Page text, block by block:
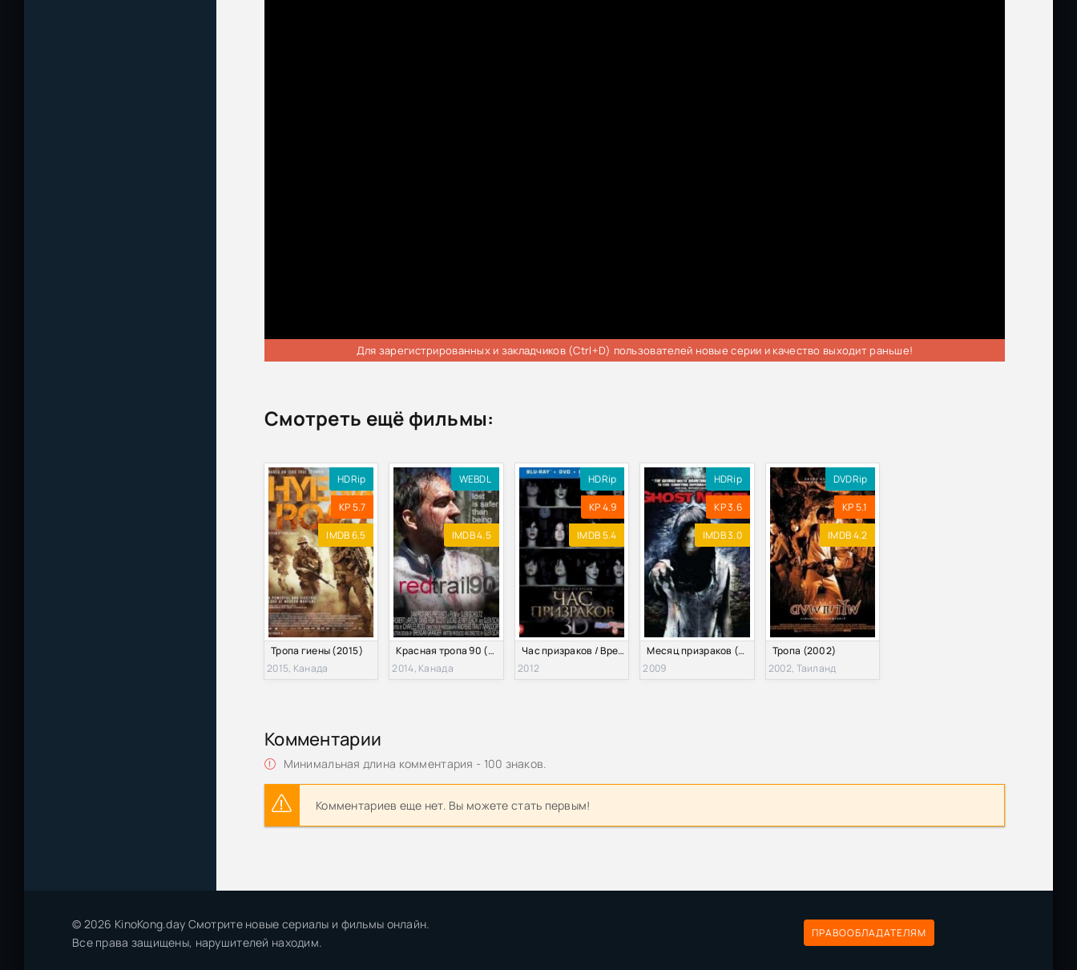
Для зарегистрированных и закладчиков (Ctrl+D) пользователей новые серии и качество выходит раньше!
Смотреть ещё фильмы:
HDRip
KP 5.7
IMDB 6.5
Тропа гиены (2015)
2015, Канада
WEBDL
IMDB 4.5
Красная тропа 90 (2014)
2014, Канада
HDRip
KP 4.9
IMDB 5.4
Час призраков / Время призраков (2012)
2012
HDRip
KP 3.6
IMDB 3.0
Месяц призраков (2009)
2009
DVDRip
KP 5.1
IMDB 4.2
Тропа (2002)
2002, Таиланд
Комментарии
Минимальная длина комментария - 100 знаков.
Комментариев еще нет. Вы можете стать первым!
© 2026 KinoKong.day Смотрите новые сериалы и фильмы онлайн.
Все права защищены, нарушителей находим.
ПРАВООБЛАДАТЕЛЯМ